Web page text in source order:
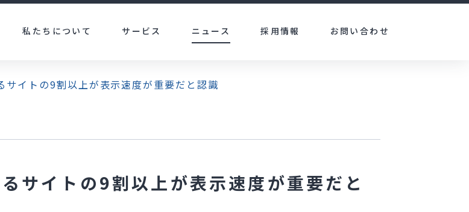
私たちについて サービス ニュース 採用情報 お問い合わせ
サイトの9割以上が表示速度が重要だと認識
サイトの9割以上が表示速度が重要だと